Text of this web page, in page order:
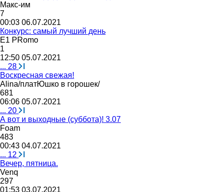
Макс-им
7
00:03 06.07.2021
Конкурс: самый лучший день
E1 PRomo
1
12:50 05.07.2021
... 28
Воскресная свежая!
Alina/платЮшко в горошек/
681
06:06 05.07.2021
... 20
А вот и выходные (суббота)! 3.07
Foam
483
00:43 04.07.2021
... 12
Вечер, пятница.
Venq
297
01:53 03.07.2021